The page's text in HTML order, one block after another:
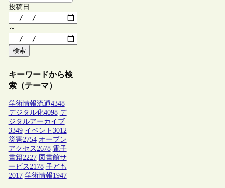
投稿日
～
検索
キーワードから検
索（テーマ）
学術情報流通4348
デジタル化4098 デ
ジタルアーカイブ
3349 イベント 3012
災害2754 オープン
アクセス2678 電子
書籍2227 図書館サ
ービス2178 子ども
2017 学術情報1947